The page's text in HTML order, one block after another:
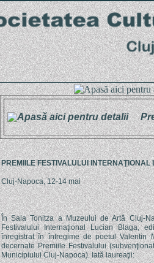
PREMIILE FESTIVALULUI
Cluj-Napoca, 12-14 mai
În Sala Tonitza a Muzeului de Artă Cluj-
Festivalului Internaţional Lucian Blaga,
înregistrat în întregime de poetul Valentin
decernate Premiile Festivalului
Municipiului Cluj-Napoca). Iată laureaţii: